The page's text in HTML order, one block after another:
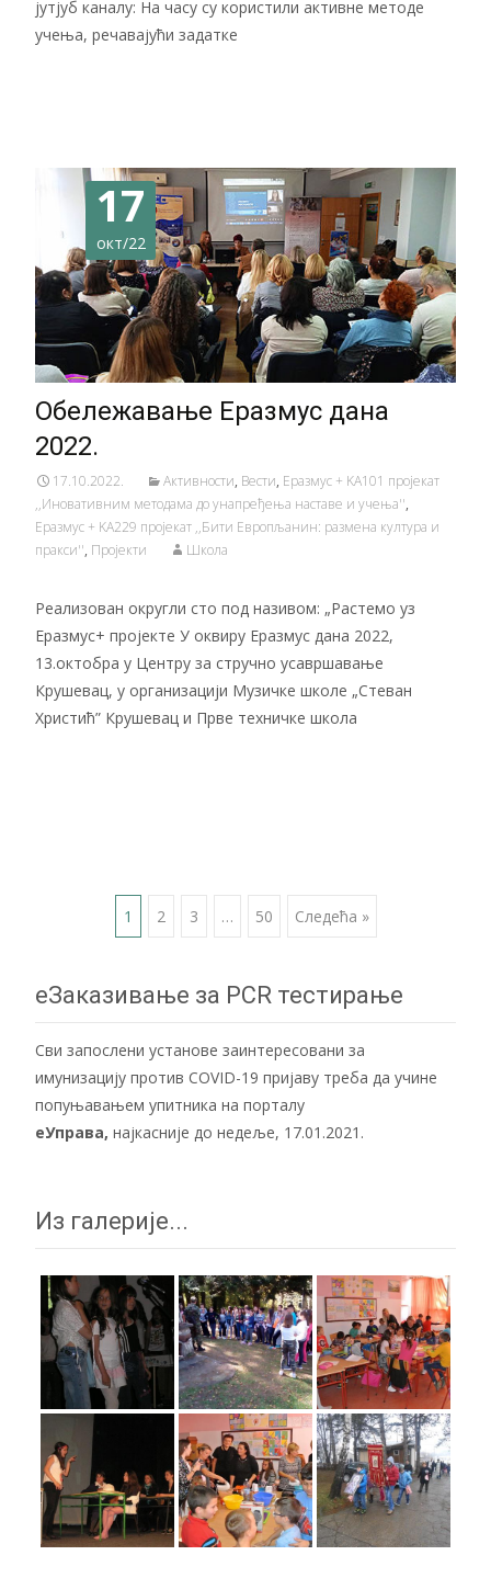
јутјуб каналу: На часу су користили активне методе
учења, речавајући задатке
17
окт/22
Обележавање Еразмус дана
2022.
17.10.2022. Активности, Вести, Еразмус + KA101 пројекат
,,Иновативним методама до унапређења наставе и учења'',
Еразмус + KA229 пројекат ,,Бити Европљанин: размена култура и
пракси'', Пројекти Школа
Реализован округли сто под називом: „Растемо уз
Еразмус+ пројекте У оквиру Еразмус дана 2022,
13.октобра у Центру за стручно усавршавање
Крушевац, у организацији Музичке школе „Стеван
Христић” Крушевац и Прве техничке школа
Posts
navigation
1 2 3 … 50 Следећа »
еЗаказивање за PCR тестирање
Сви запослени установе заинтересовани за
имунизацију против COVID-19 пријаву треба да учине
попуњавањем упитника на порталу
еУправа, најкасније до недеље, 17.01.2021.
Из галерије...